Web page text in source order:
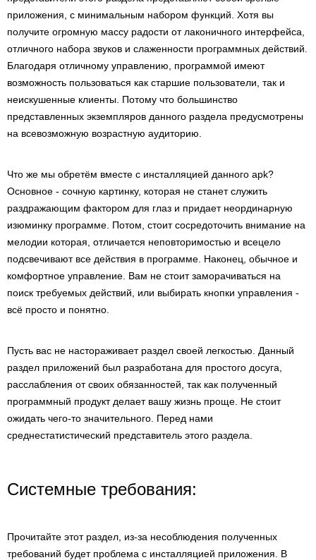
приложения, с минимальным набором функций. Хотя вы
получите огромную массу радости от лаконичного интерфейса,
отличного набора звуков и слаженности программных действий.
Благодаря отличному управлению, программой имеют
возможность пользоваться как старшие пользователи, так и
неискушенные клиенты. Потому что большинство
представленных экземпляров данного раздела предусмотрены
на всевозможную возрастную аудиторию.
Что же мы обретём вместе с инсталляцией данного apk?
Основное - сочную картинку, которая не станет служить
раздражающим фактором для глаз и придает неординарную
изюминку программе. Потом, стоит сосредоточить внимание на
мелодии которая, отличается неповторимостью и всецело
подсвечивают все действия в программе. Наконец, обычное и
комфортное управление. Вам не стоит заморачиваться на
поиск требуемых действий, или выбирать кнопки управления -
всё просто и понятно.
Пусть вас не настораживает раздел своей легкостью. Данный
раздел приложений был разработана для простого досуга,
расслабления от своих обязанностей, так как полученный
программный продукт делает вашу жизнь проще. Не стоит
ожидать чего-то значительного. Перед нами
среднестатистический представитель этого раздела.
Системные требования:
Прочитайте этот раздел, из-за несоблюдения полученных
требований будет проблема с инсталляцией приложения. В